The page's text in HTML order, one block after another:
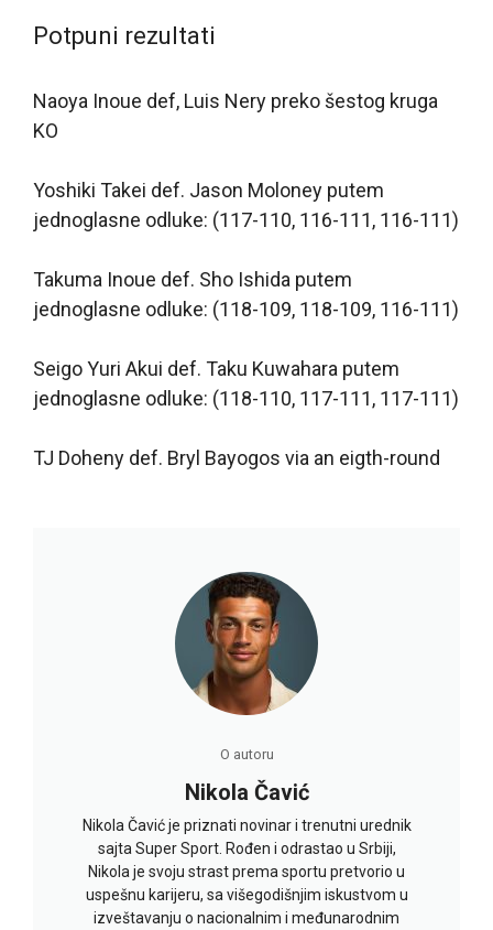
Potpuni rezultati
Naoya Inoue def, Luis Nery preko šestog kruga
KO
Yoshiki Takei def. Jason Moloney putem
jednoglasne odluke: (117-110, 116-111, 116-111)
Takuma Inoue def. Sho Ishida putem
jednoglasne odluke: (118-109, 118-109, 116-111)
Seigo Yuri Akui def. Taku Kuwahara putem
jednoglasne odluke: (118-110, 117-111, 117-111)
TJ Doheny def. Bryl Bayogos via an eigth-round
O autoru
Nikola Čavić
Nikola Čavić je priznati novinar i trenutni urednik
sajta Super Sport. Rođen i odrastao u Srbiji,
Nikola je svoju strast prema sportu pretvorio u
uspešnu karijeru, sa višegodišnjim iskustvom u
izveštavanju o nacionalnim i međunarodnim